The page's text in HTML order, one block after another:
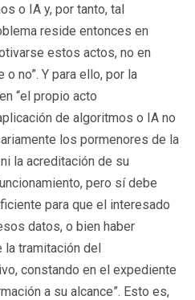
o IA y, por tanto, tal
reside entonces en
estos actos, no en
no”. Y para ello, por la
“el propio acto
de algoritmos o IA no
los pormenores de la
la acreditación de su
pero sí debe
para que el interesado
datos, o bien haber
tramitación del
constando en el expediente
a su alcance”. Esto es,